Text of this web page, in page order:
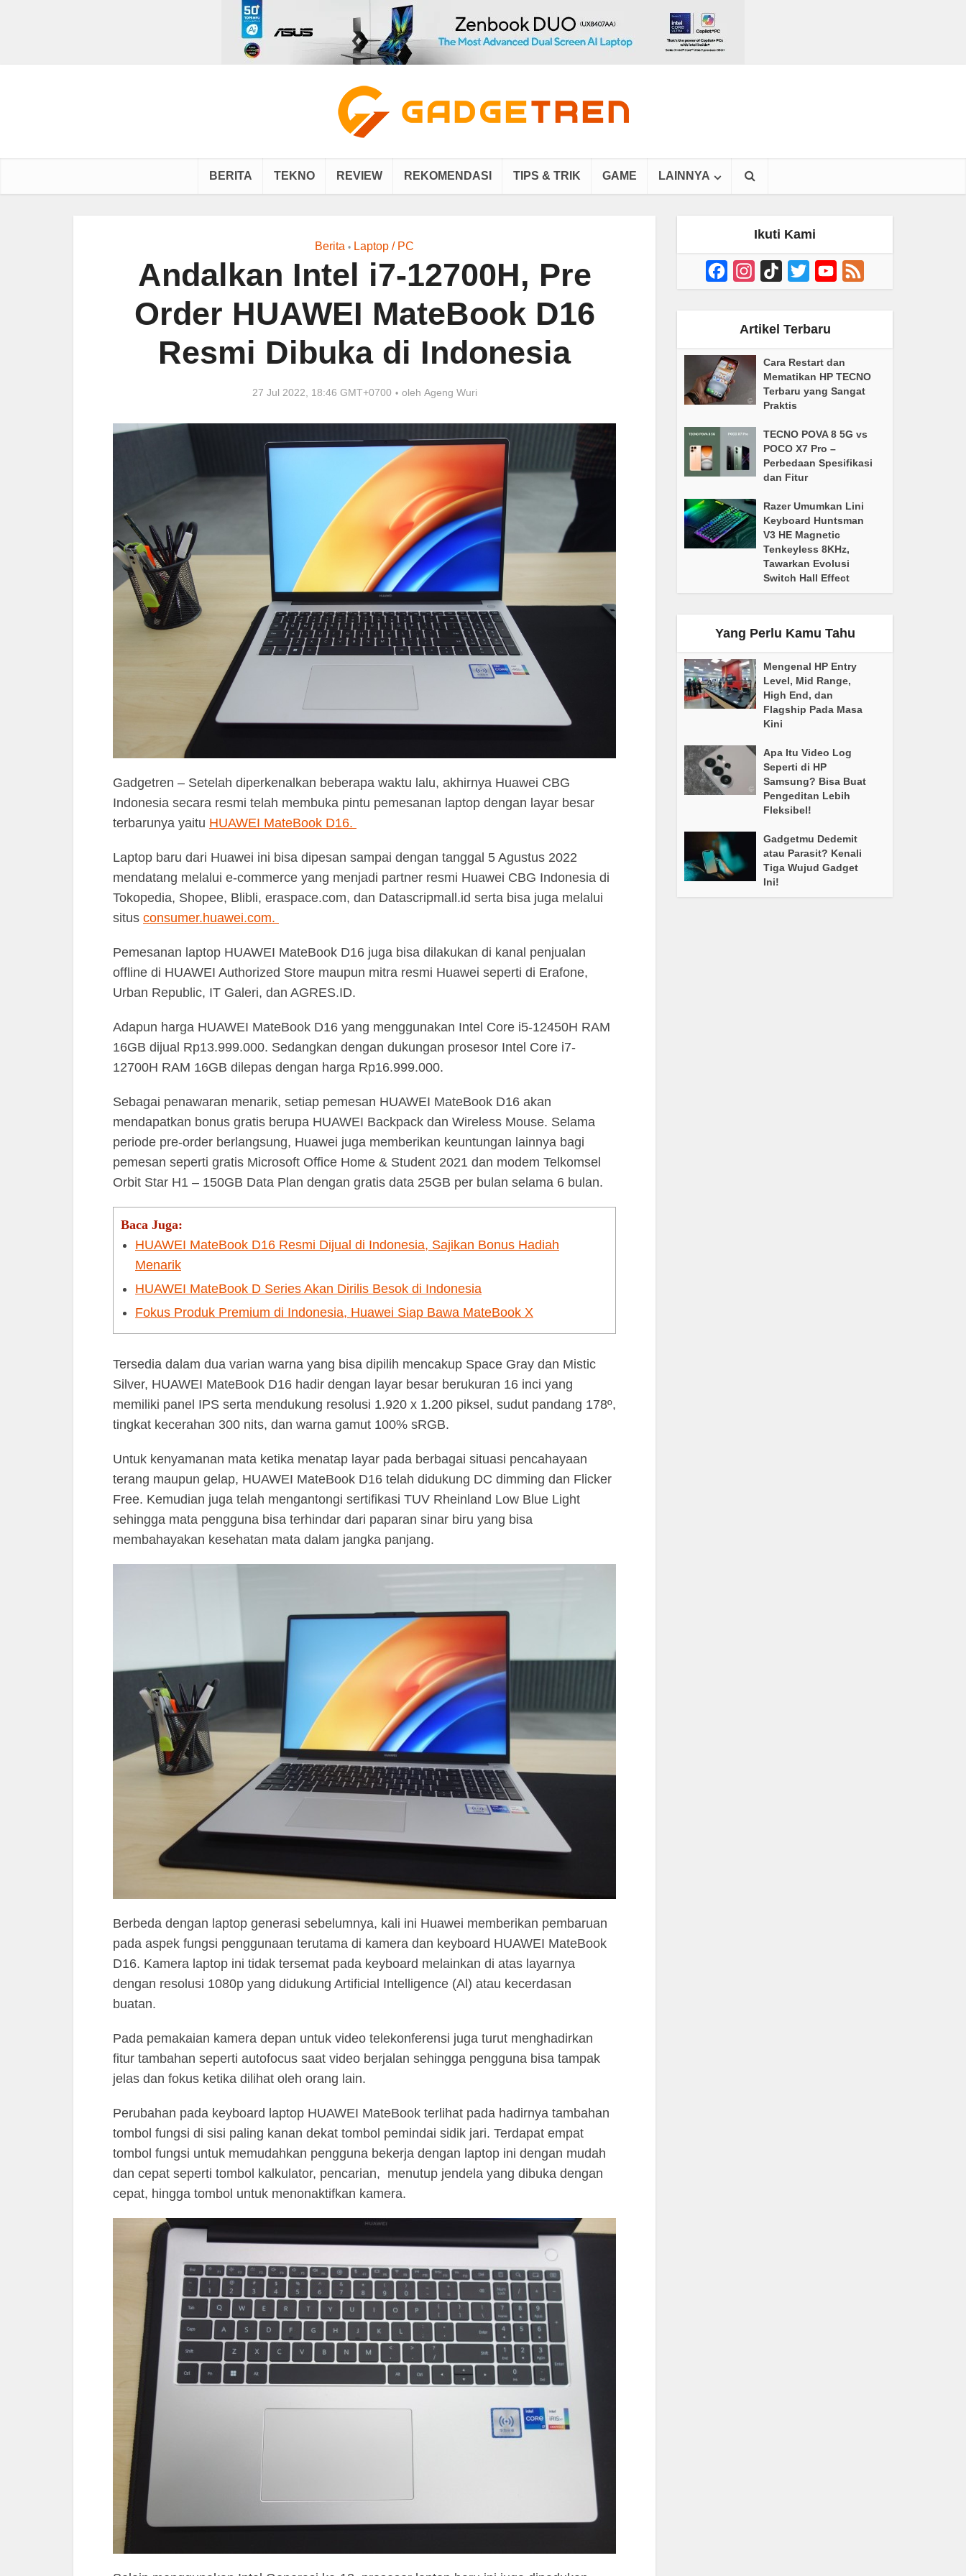
BERITA TEKNO REVIEW REKOMENDASI TIPS & TRIK GAME LAINNYA
Berita • Laptop / PC
Andalkan Intel i7-12700H, Pre
Order HUAWEI MateBook D16
Resmi Dibuka di Indonesia
27 Jul 2022, 18:46 GMT+0700 oleh Ageng Wuri
Gadgetren – Setelah diperkenalkan beberapa waktu lalu, akhirnya Huawei CBG
Indonesia secara resmi telah membuka pintu pemesanan laptop dengan layar besar
terbarunya yaitu HUAWEI MateBook D16.
Laptop baru dari Huawei ini bisa dipesan sampai dengan tanggal 5 Agustus 2022
mendatang melalui e-commerce yang menjadi partner resmi Huawei CBG Indonesia di
Tokopedia, Shopee, Blibli, eraspace.com, dan Datascripmall.id serta bisa juga melalui
situs consumer.huawei.com.
Pemesanan laptop HUAWEI MateBook D16 juga bisa dilakukan di kanal penjualan
offline di HUAWEI Authorized Store maupun mitra resmi Huawei seperti di Erafone,
Urban Republic, IT Galeri, dan AGRES.ID.
Adapun harga HUAWEI MateBook D16 yang menggunakan Intel Core i5-12450H RAM
16GB dijual Rp13.999.000. Sedangkan dengan dukungan prosesor Intel Core i7-
12700H RAM 16GB dilepas dengan harga Rp16.999.000.
Sebagai penawaran menarik, setiap pemesan HUAWEI MateBook D16 akan
mendapatkan bonus gratis berupa HUAWEI Backpack dan Wireless Mouse. Selama
periode pre-order berlangsung, Huawei juga memberikan keuntungan lainnya bagi
pemesan seperti gratis Microsoft Office Home & Student 2021 dan modem Telkomsel
Orbit Star H1 – 150GB Data Plan dengan gratis data 25GB per bulan selama 6 bulan.
Baca Juga:
HUAWEI MateBook D16 Resmi Dijual di Indonesia, Sajikan Bonus Hadiah
Menarik
HUAWEI MateBook D Series Akan Dirilis Besok di Indonesia
Fokus Produk Premium di Indonesia, Huawei Siap Bawa MateBook X
Tersedia dalam dua varian warna yang bisa dipilih mencakup Space Gray dan Mistic
Silver, HUAWEI MateBook D16 hadir dengan layar besar berukuran 16 inci yang
memiliki panel IPS serta mendukung resolusi 1.920 x 1.200 piksel, sudut pandang 178º,
tingkat kecerahan 300 nits, dan warna gamut 100% sRGB.
Untuk kenyamanan mata ketika menatap layar pada berbagai situasi pencahayaan
terang maupun gelap, HUAWEI MateBook D16 telah didukung DC dimming dan Flicker
Free. Kemudian juga telah mengantongi sertifikasi TUV Rheinland Low Blue Light
sehingga mata pengguna bisa terhindar dari paparan sinar biru yang bisa
membahayakan kesehatan mata dalam jangka panjang.
Berbeda dengan laptop generasi sebelumnya, kali ini Huawei memberikan pembaruan
pada aspek fungsi penggunaan terutama di kamera dan keyboard HUAWEI MateBook
D16. Kamera laptop ini tidak tersemat pada keyboard melainkan di atas layarnya
dengan resolusi 1080p yang didukung Artificial Intelligence (Al) atau kecerdasan
buatan.
Pada pemakaian kamera depan untuk video telekonferensi juga turut menghadirkan
fitur tambahan seperti autofocus saat video berjalan sehingga pengguna bisa tampak
jelas dan fokus ketika dilihat oleh orang lain.
Perubahan pada keyboard laptop HUAWEI MateBook terlihat pada hadirnya tambahan
tombol fungsi di sisi paling kanan dekat tombol pemindai sidik jari. Terdapat empat
tombol fungsi untuk memudahkan pengguna bekerja dengan laptop ini dengan mudah
dan cepat seperti tombol kalkulator, pencarian, menutup jendela yang dibuka dengan
cepat, hingga tombol untuk menonaktifkan kamera.
Ikuti Kami
FacebookInstagram
TikTok Twitter YouTube
Channel
Artikel Terbaru
Cara Restart dan
Mematikan HP TECNO
Terbaru yang Sangat
Praktis
TECNO POVA 8 5G vs
POCO X7 Pro –
Perbedaan Spesifikasi
dan Fitur
Razer Umumkan Lini
Keyboard Huntsman
V3 HE Magnetic
Tenkeyless 8KHz,
Tawarkan Evolusi
Switch Hall Effect
Yang Perlu Kamu Tahu
Mengenal HP Entry
Level, Mid Range,
High End, dan
Flagship Pada Masa
Kini
Apa Itu Video Log
Seperti di HP
Samsung? Bisa Buat
Pengeditan Lebih
Fleksibel!
Gadgetmu Dedemit
atau Parasit? Kenali
Tiga Wujud Gadget
Ini!